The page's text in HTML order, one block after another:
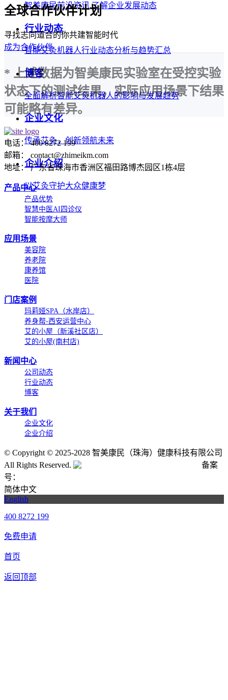
智美康民前沿资讯,了解企业发展动态
行业动态
智能艾灸机器人行业动态分析与趋势汇总
博客
全面解析智能艾灸机器人的影响与发展趋势
企业文化
传承艾灸，创新领航未来
企业介绍
以艾灸守护大众健康梦
全球合作伙伴计划
寻找志同道合的你共建智能时代
成为合作伙伴
* 上述数据为智美康民实验室在受控实验
状态下的测试结果，实际应用场景下结果
可能略有差异。
电话： 400 8272 199
邮箱： contact@zhimeikm.com
地址： 广东省珠海市香洲区福田路博杰园区1栋4层
产品中心
产品优势
智慧中医AI四诊仪
智能按摩大师
应用场景
美容院
养老院
康养馆
医院
门店案例
玛莉娅SPA（水岸店）
养身帮-西安运营中心
艾的小屋（新溪社区店）
艾的小屋(南村店)
新闻中心
公司动态
行业动态
博客
关于我们
企业文化
企业介绍
© Copyright © 2025-2028 智美康民（珠海）健康科技有限公司
All Rights Reserved.
备案
号：
简体中文
English
400 8272 199
免费申请
首页
返回顶部